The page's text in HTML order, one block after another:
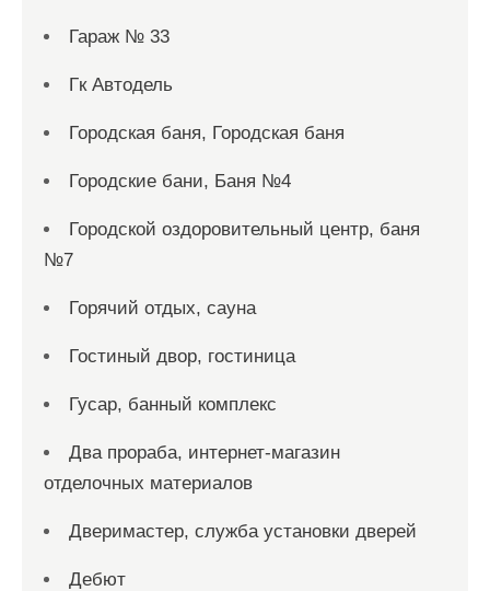
Гараж № 33
Гк Автодель
Городская баня, Городская баня
Городские бани, Баня №4
Городской оздоровительный центр, баня
№7
Горячий отдых, сауна
Гостиный двор, гостиница
Гусар, банный комплекс
Два прораба, интернет-магазин
отделочных материалов
Дверимастер, служба установки дверей
Дебют